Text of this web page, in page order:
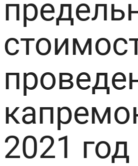
2021 год